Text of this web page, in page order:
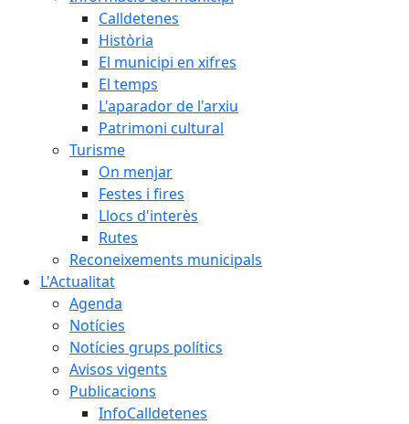
Calldetenes
Història
El municipi en xifres
El temps
L'aparador de l'arxiu
Patrimoni cultural
Turisme
On menjar
Festes i fires
Llocs d'interès
Rutes
Reconeixements municipals
L'Actualitat
Agenda
Notícies
Notícies grups polítics
Avisos vigents
Publicacions
InfoCalldetenes